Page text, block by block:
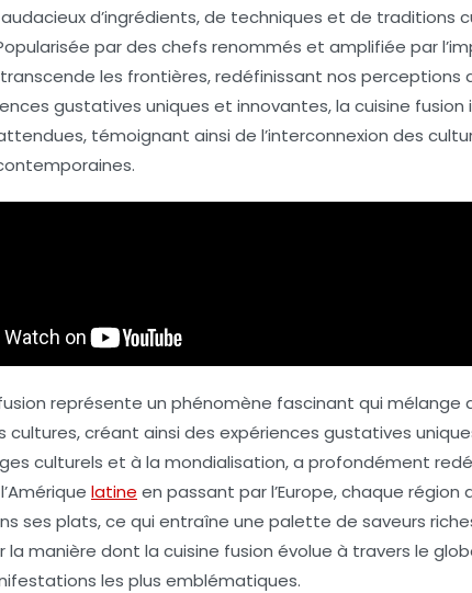
d’ingrédients, de techniques et de traditions
par des chefs renommés et amplifiée par
les frontières, redéfinissant nos perceptions
gustatives uniques et innovantes, la cuisine
témoignant ainsi de l’interconnexion des
représente un phénomène fascinant qui mélange
cultures, créant ainsi des expériences gustatives
culturels et à la mondialisation, a profondément
latine en passant par l’Europe, chaque
ses plats, ce qui entraîne une palette de saveurs
la manière dont la cuisine fusion évolue à travers le
les plus emblématiques.